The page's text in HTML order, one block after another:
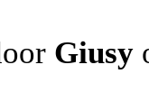
Giusy